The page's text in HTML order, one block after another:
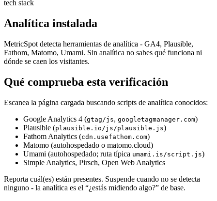
tech stack
Analítica instalada
MetricSpot detecta herramientas de analítica - GA4, Plausible,
Fathom, Matomo, Umami. Sin analítica no sabes qué funciona ni
dónde se caen los visitantes.
Qué comprueba esta verificación
Escanea la página cargada buscando scripts de analítica conocidos:
Google Analytics 4 (gtag/js, googletagmanager.com)
Plausible (plausible.io/js/plausible.js)
Fathom Analytics (cdn.usefathom.com)
Matomo (autohospedado o matomo.cloud)
Umami (autohospedado; ruta típica umami.is/script.js)
Simple Analytics, Pirsch, Open Web Analytics
Reporta cuál(es) están presentes. Suspende cuando no se detecta
ninguno - la analítica es el “¿estás midiendo algo?” de base.